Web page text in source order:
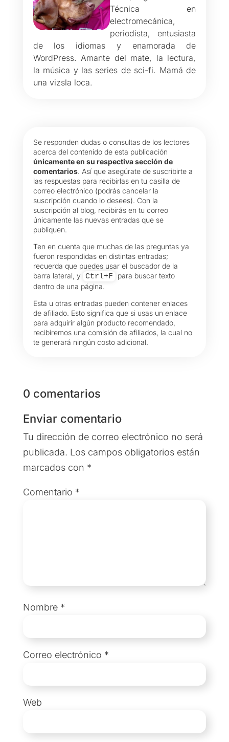
Técnica en
electromecánica,
periodista, entusiasta
de los idiomas y enamorada de
WordPress. Amante del mate, la lectura,
la música y las series de sci-fi. Mamá de
una vizsla loca.
Se responden dudas o consultas de los lectores
acerca del contenido de esta publicación
únicamente en su respectiva sección de
comentarios. Así que asegúrate de suscribirte a
las respuestas para recibirlas en tu casilla de
correo electrónico (podrás cancelar la
suscripción cuando lo desees). Con la
suscripción al blog, recibirás en tu correo
únicamente las nuevas entradas que se
publiquen.
Ten en cuenta que muchas de las preguntas ya
fueron respondidas en distintas entradas;
recuerda que puedes usar el buscador de la
barra lateral, y Ctrl+F
para buscar texto
dentro de una página.
Esta u otras entradas pueden contener enlaces
de afiliado. Esto significa que si usas un enlace
para adquirir algún producto recomendado,
recibiremos una comisión de afiliados, la cual no
te generará ningún costo adicional.
0 comentarios
Enviar comentario
Tu dirección de correo electrónico no será
publicada. Los campos obligatorios están
marcados con *
Comentario *
Nombre *
Correo electrónico *
Web